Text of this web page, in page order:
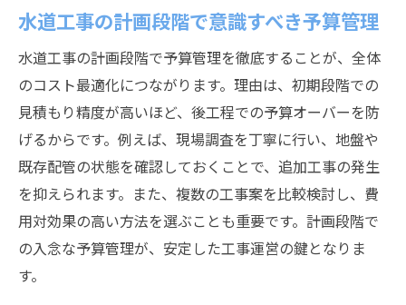
水道工事予算に強くなるための実践知識
水道工事コスト見直しで得られる効果
企業管理者による予算計画の重要ポイント
静岡市水道計画課活用の具体的手順
水道工事に役立つ減免制度の基礎知識
静岡市役所のサポートを最大限に活かす方
法
災害対策も視野に入れた水道工事予算管理
水道工事の計画段階で意識すべき予算管理
水道工事の計画段階で予算管理を徹底することが、全体
のコスト最適化につながります。理由は、初期段階での
見積もり精度が高いほど、後工程での予算オーバーを防
げるからです。例えば、現場調査を丁寧に行い、地盤や
既存配管の状態を確認しておくことで、追加工事の発生
を抑えられます。また、複数の工事案を比較検討し、費
用対効果の高い方法を選ぶことも重要です。計画段階で
の入念な予算管理が、安定した工事運営の鍵となりま
す。